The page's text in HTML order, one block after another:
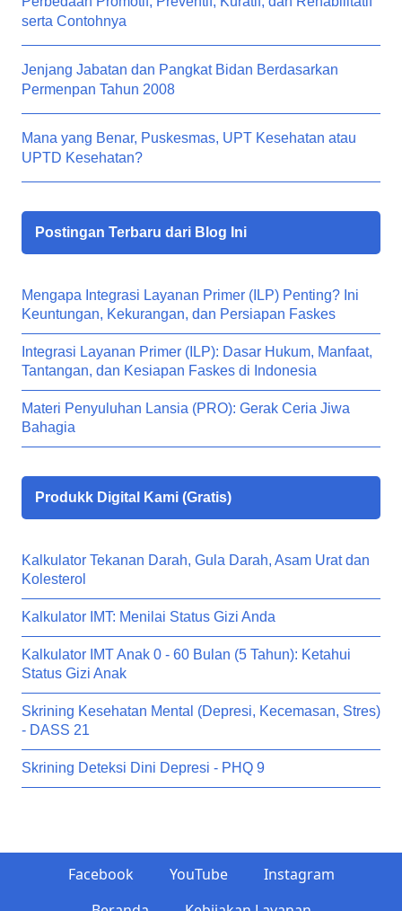
serta Contohnya
Jenjang Jabatan dan Pangkat Bidan Berdasarkan
Permenpan Tahun 2008
Mana yang Benar, Puskesmas, UPT Kesehatan atau
UPTD Kesehatan?
Postingan Terbaru dari Blog Ini
Mengapa Integrasi Layanan Primer (ILP) Penting? Ini
Keuntungan, Kekurangan, dan Persiapan Faskes
Integrasi Layanan Primer (ILP): Dasar Hukum, Manfaat,
Tantangan, dan Kesiapan Faskes di Indonesia
Materi Penyuluhan Lansia (PRO): Gerak Ceria Jiwa
Bahagia
Produkk Digital Kami (Gratis)
Kalkulator Tekanan Darah, Gula Darah, Asam Urat dan
Kolesterol
Kalkulator IMT: Menilai Status Gizi Anda
Kalkulator IMT Anak 0 - 60 Bulan (5 Tahun): Ketahui
Status Gizi Anak
Skrining Kesehatan Mental (Depresi, Kecemasan, Stres)
- DASS 21
Skrining Deteksi Dini Depresi - PHQ 9
Facebook YouTube
Instagram